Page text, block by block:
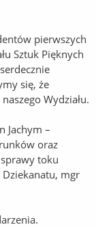
pierwszych
Sztuk Pięknych
się, że
Wydziału.
Jachym –
oraz
toku
mgr